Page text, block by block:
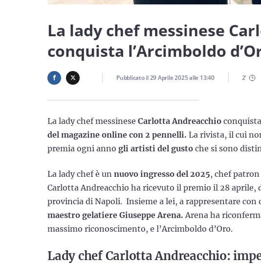
La lady chef messinese
conquista l’Arcimboldo
Pubblicato il29 Aprile 2025alle 13:40 2'
La lady chef messinese Carlotta Andreacchio conquista
del magazine online con 2 pennelli. La rivista, il cui
premia ogni anno gli artisti del gusto che si sono
La lady chef è un nuovo ingresso del 2025, chef patron
Carlotta Andreacchio ha ricevuto il premio il 28 aprile,
provincia di Napoli. Insieme a lei, a rappresentare
maestro gelatiere Giuseppe Arena. Arena ha
massimo riconoscimento, e l’Arcimboldo d’Oro.
Lady chef Carlotta Andreacchio: